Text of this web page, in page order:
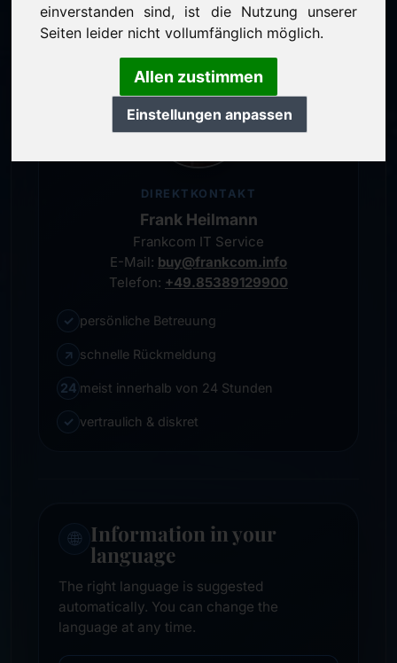
einverstanden sind, ist die Nutzung unserer
Seiten leider nicht vollumfänglich möglich.
Allen zustimmen
Einstellungen anpassen
DIREKTKONTAKT
Frank Heilmann
Frankcom IT Service
E-Mail: buy@frankcom.info
Telefon: +49.85389129900
✓ persönliche Betreuung
↗ schnelle Rückmeldung
24 meist innerhalb von 24 Stunden
✓ vertraulich & diskret
🌐 Information in your
language
The right language is suggested
automatically. You can change the
language at any time.